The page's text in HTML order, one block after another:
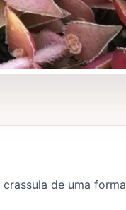
de uma forma